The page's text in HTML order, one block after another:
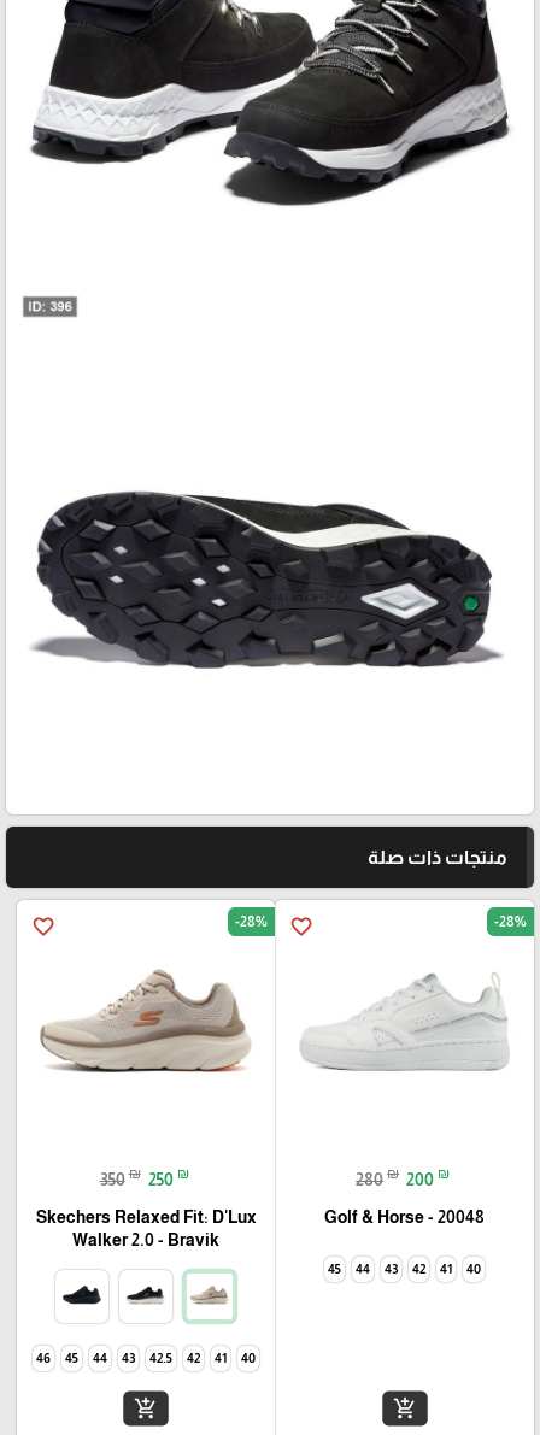
منتجات ذات صلة
favorite_border -28%
280 ₪ 200 ₪
Golf & Horse - 20048
40
41
42
43
44
45
add_shopping_cart
favorite_border -28%
350 ₪ 250 ₪
Skechers Relaxed Fit: D'Lux
Walker 2.0 - Bravik
40
41
42
42.5
43
44
45
46
add_shopping_cart